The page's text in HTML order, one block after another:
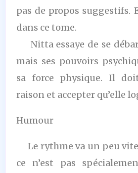
pas de propos suggestifs.
dans ce tome.
Nitta essaye de se
mais ses pouvoirs
sa force physique. Il
raison et accepter qu’elle
Humour
Le rythme va un peu
ce n’est pas